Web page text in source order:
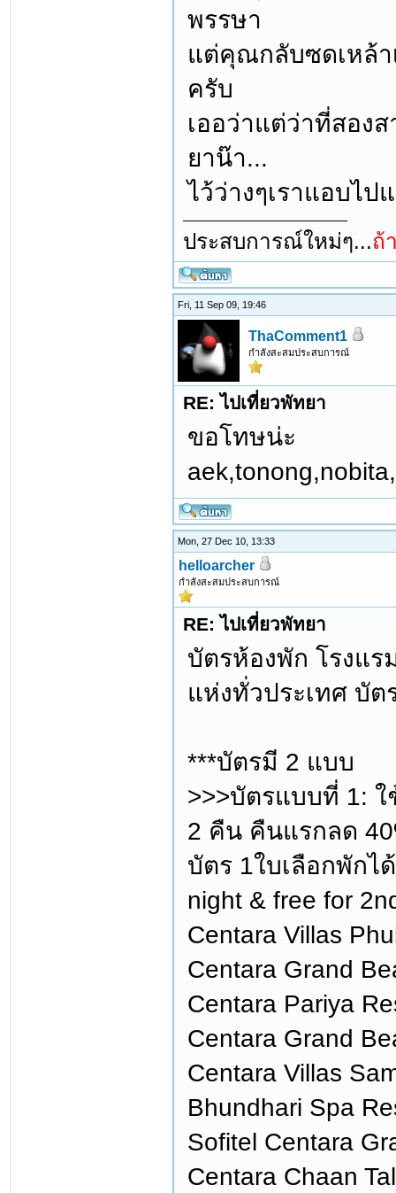
พรรษา
แต่คุณกลับซดเหล้า
ครับ
เออว่าแต่ว่าที่สอง
ยาน๊า...
ไว้ว่างๆเราแอบไป
ประสบการณ์ใหม่ๆ...ถ้
Fri, 11 Sep 09, 19:46
ThaComment1
กำลังสะสมประสบการณ์
RE: ไปเที่ยวพัทยา
ขอโทษน่ะ
Mon, 27 Dec 10, 13:33
helloarcher
กำลังสะสมประสบการณ์
RE: ไปเที่ยวพัทยา
บัตรห้องพัก โรงแร
แห่งทั่วประเทศ บั
***บัตรมี 2 แบบ
>>>บัตรแบบที่ 1:
2 คืน คืนแรกลด
บัตร 1ใบเลือกพักไ
night & free for
Centara Villas
Centara Grand
Centara Pariya
Centara Grand
Centara Villas
Bhundhari Spa
Sofitel Centara
Centara Chaan